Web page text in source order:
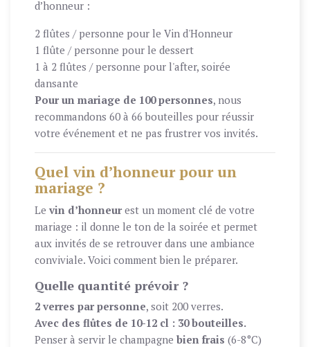
d’honneur :
2 flûtes / personne pour le Vin d'Honneur
1 flûte / personne pour le dessert
1 à 2 flûtes / personne pour l'after, soirée
dansante
Pour un mariage de 100 personnes, nous
recommandons 60 à 66 bouteilles pour réussir
votre événement et ne pas frustrer vos invités.
Quel vin d’honneur pour un
mariage ?
Le vin d’honneurest un moment clé de votre
mariage : il donne le ton de la soirée et permet
aux invités de se retrouver dans une ambiance
conviviale. Voici comment bien le préparer.
Quelle quantité prévoir ?
2 verres par personne, soit 200 verres.
Avec des flûtes de 10-12 cl : 30 bouteilles.
Penser à servir le champagne bien frais (6-8°C)